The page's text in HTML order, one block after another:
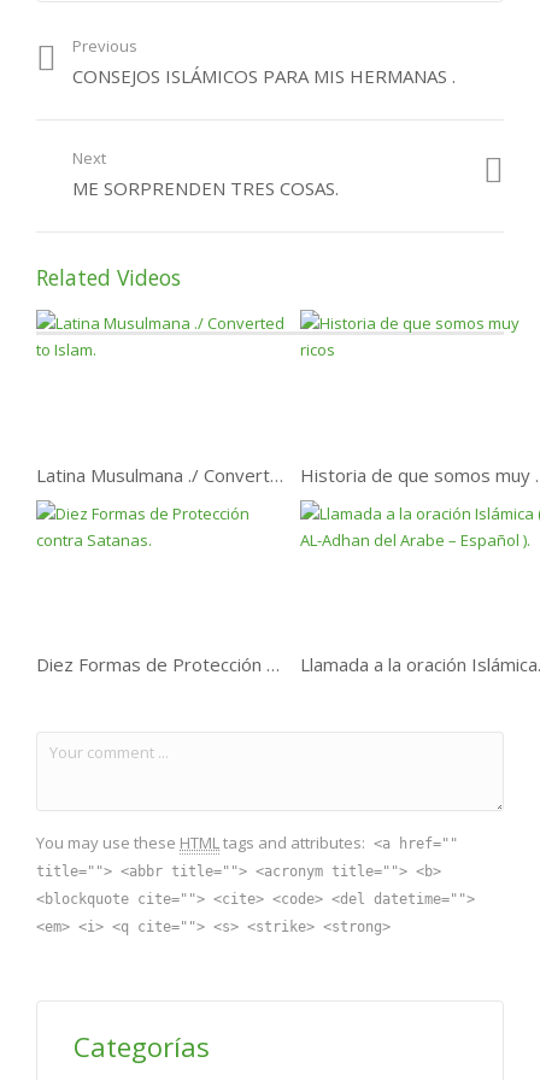
perder el paraíso?
Previous
CONSEJOS ISLÁMICOS PARA MIS HERMANAS .
Next
ME SORPRENDEN TRES COSAS.
Related Videos
Latina Musulmana ./ Converted to Islam.
Diez Formas de Protección contra Satanas.
You may use these HTMLtags and attributes: <a href=""
title=""> <abbr title=""> <acronym title=""> <b>
<blockquote cite=""> <cite> <code> <del datetime="">
<em> <i> <q cite=""> <s> <strike> <strong>
Categorías